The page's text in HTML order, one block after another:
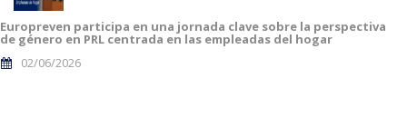
Europreven participa en una jornada clave sobre la perspectiva
de género en PRL centrada en las empleadas del hogar
02/06/2026